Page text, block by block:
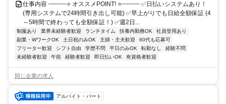
仕事内容 ┉┉┉⭐ オススメPOINT! ⭐┉┉┉ ✅日払いシステムあり！
(専用システムで24時間引き出し可能) ✅早上がりでも日給全額保証 (4
～5時間で終わっても全額保証！) ✅週2日...
制服あり 業界未経験者歓迎 ランチタイム 扶養内勤務OK
社員登用あり
副業・WワークOK
土日祝のみOK 主婦・主夫歓迎
60代も応募可
フリーター歓迎
シフト自由 学歴不問 平日のみOK 転勤なし
経験不問
未経験者歓迎
午前 経験者歓迎 即日払いOK 有資格者歓迎
同じ企業の求人
アルバイト・パート